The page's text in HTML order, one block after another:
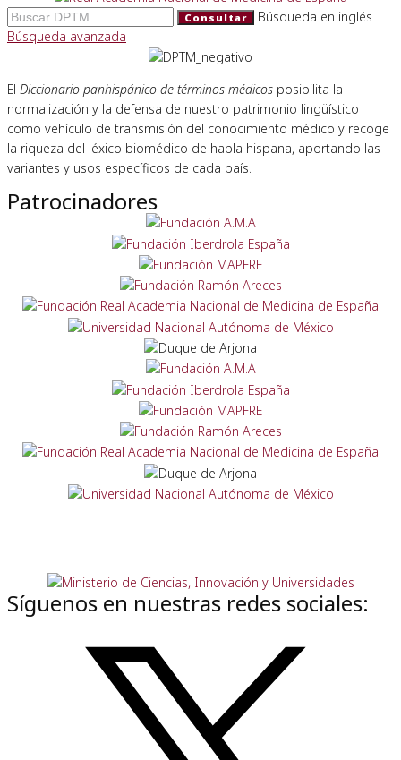
Consultar
Búsqueda en inglés
Búsqueda avanzada
El Diccionario panhispánico de términos médicos posibilita la
normalización y la defensa de nuestro patrimonio lingüístico
como vehículo de transmisión del conocimiento médico y recoge
la riqueza del léxico biomédico de habla hispana, aportando las
variantes y usos específicos de cada país.
Patrocinadores
Síguenos en nuestras redes sociales: